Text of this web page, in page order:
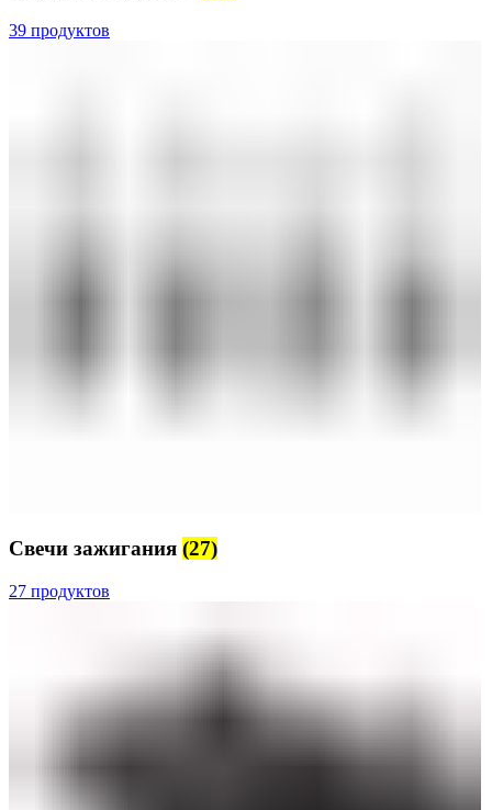
39 продуктов
Свечи зажигания (27)
27 продуктов